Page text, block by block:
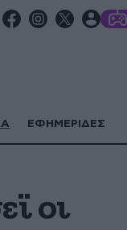
ΕΦΗΜΕΡΙΔΕΣ
οι